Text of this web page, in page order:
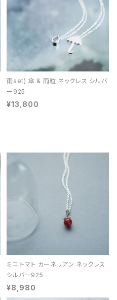
雨set) 傘 & 雨粒 ネックレス シルバ
ー925
¥13,800
ミニ トマト カーネリアン ネックレス
シルバー925
¥8,980